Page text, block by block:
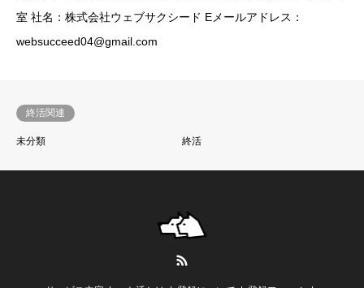
室 社名：株式会社ウェブサクシード Eメールアドレス：
websucceed04@gmail.com
終活関連
未分類 終活